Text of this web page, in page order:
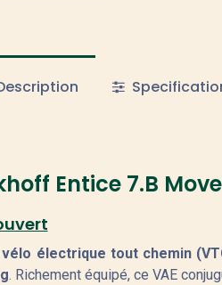
Entice 7.B
vélo électrique tout chemin
. Richement équipé, ce VAE